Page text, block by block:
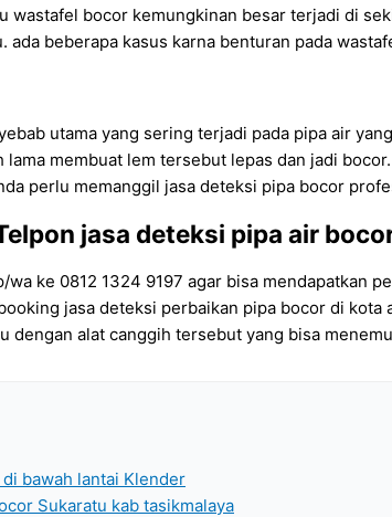
wastafel bocor kemungkinan besar terjadi di
ada beberapa kasus karna benturan pada
utama yang sering terjadi pada pipa air
lama membuat lem tersebut lepas dan jadi
perlu memanggil jasa deteksi pipa bocor
jasa deteksi pipa air
wa ke 0812 1324 9197 agar bisa mendapatkan
jasa deteksi perbaikan pipa bocor di
dengan alat canggih tersebut yang bisa
bawah lantai Klender
Sukaratu kab tasikmalaya